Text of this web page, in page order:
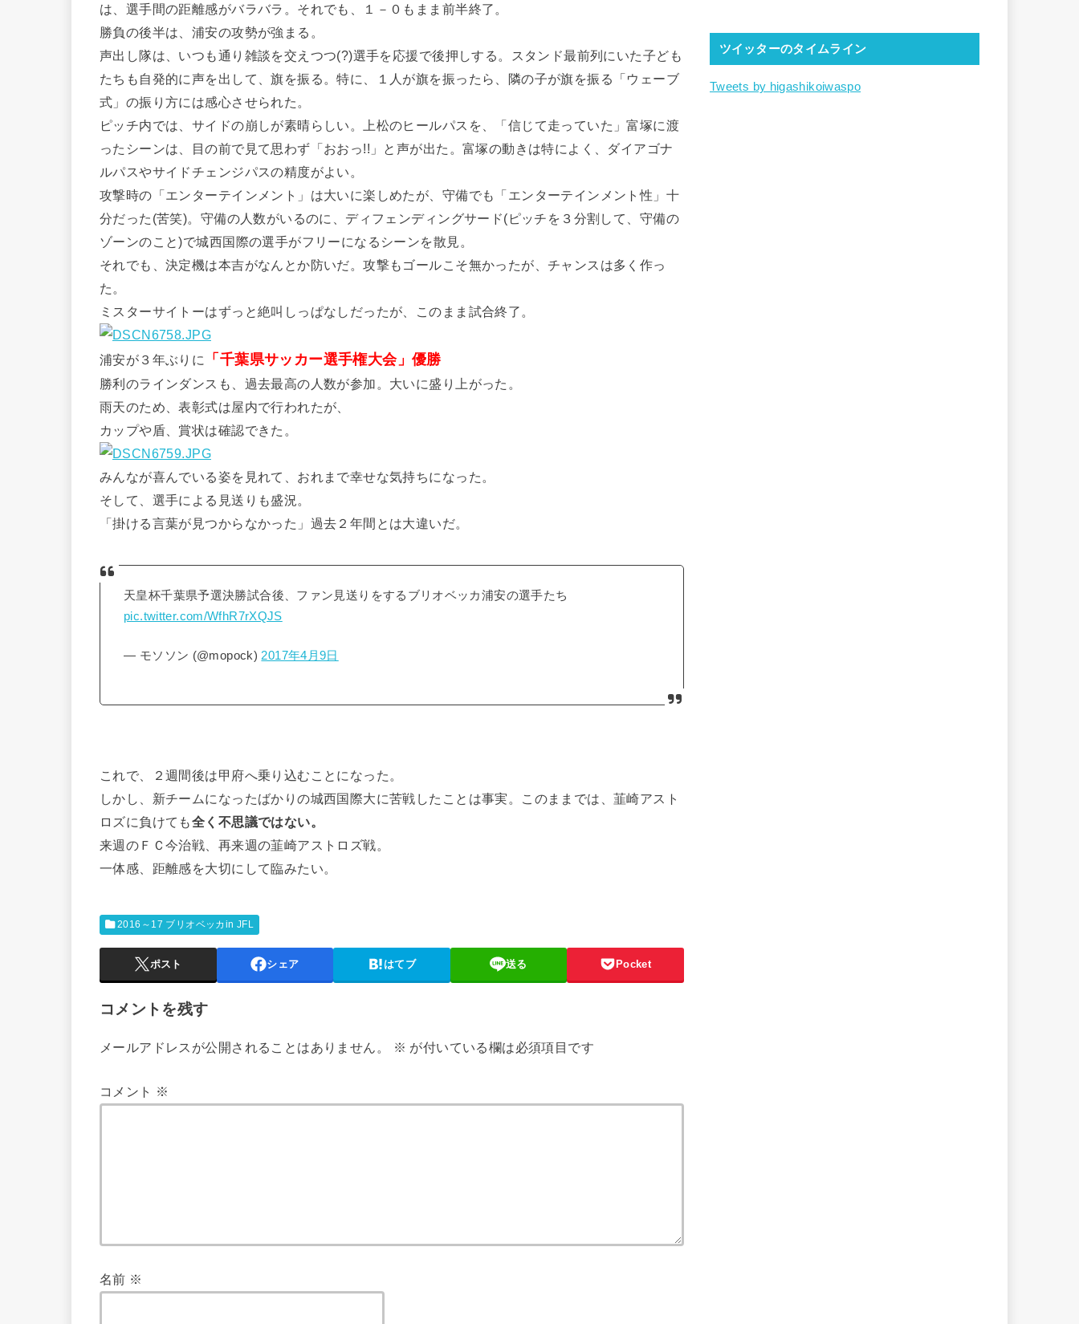
は、選手間の距離感がバラバラ。それでも、１－０もまま前半終了。
勝負の後半は、浦安の攻勢が強まる。
声出し隊は、いつも通り雑談を交えつつ(?)選手を応援で後押しする。スタンド最前列にいた子ども
たちも自発的に声を出して、旗を振る。特に、１人が旗を振ったら、隣の子が旗を振る「ウェーブ
式」の振り方には感心させられた。
ピッチ内では、サイドの崩しが素晴らしい。上松のヒールパスを、「信じて走っていた」富塚に渡
ったシーンは、目の前で見て思わず「おおっ!!」と声が出た。富塚の動きは特によく、ダイアゴナ
ルパスやサイドチェンジパスの精度がよい。
攻撃時の「エンターテインメント」は大いに楽しめたが、守備でも「エンターテインメント性」十
分だった(苦笑)。守備の人数がいるのに、ディフェンディングサード(ピッチを３分割して、守備の
ゾーンのこと)で城西国際の選手がフリーになるシーンを散見。
それでも、決定機は本吉がなんとか防いだ。攻撃もゴールこそ無かったが、チャンスは多く作っ
た。
ミスターサイトーはずっと絶叫しっぱなしだったが、このまま試合終了。
浦安が３年ぶりに 「千葉県サッカー選手権大会」優勝
勝利のラインダンスも、過去最高の人数が参加。大いに盛り上がった。
雨天のため、表彰式は屋内で行われたが、
カップや盾、賞状は確認できた。
みんなが喜んでいる姿を見れて、おれまで幸せな気持ちになった。
そして、選手による見送りも盛況。
「掛ける言葉が見つからなかった」過去２年間とは大違いだ。
天皇杯千葉県予選決勝試合後、ファン見送りをするブリオベッカ浦安の選手たち
pic.twitter.com/WfhR7rXQJS
— モソソン (@mopock)2017年4月9日
これで、２週間後は甲府へ乗り込むことになった。
しかし、新チームになったばかりの城西国際大に苦戦したことは事実。このままでは、韮崎アスト
ロズに負けても全く不思議ではない。
来週のＦＣ今治戦、再来週の韮崎アストロズ戦。
一体感、距離感を大切にして臨みたい。
2016～17 ブリオベッカin JFL
ポスト シェア はてブ 送る Pocket
コメントを残す
メールアドレスが公開されることはありません。 ※ が付いている欄は必須項目です
コメント ※
名前 ※
ツイッターのタイムライン
Tweets by higashikoiwaspo